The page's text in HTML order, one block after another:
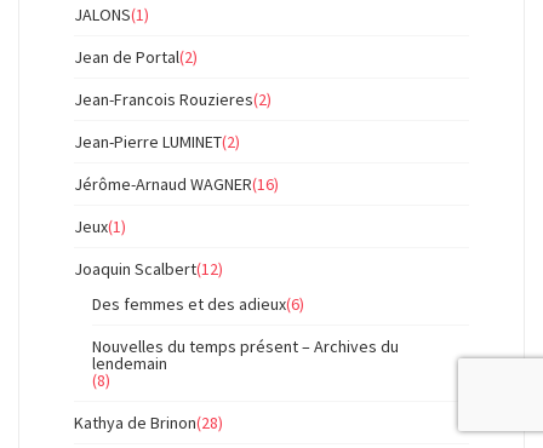
JALONS(1)
Jean de Portal(2)
Jean-Francois Rouzieres(2)
Jean-Pierre LUMINET(2)
Jérôme-Arnaud WAGNER(16)
Jeux(1)
Joaquin Scalbert(12)
Des femmes et des adieux(6)
Nouvelles du temps présent – Archives du
lendemain
(8)
Kathya de Brinon(28)